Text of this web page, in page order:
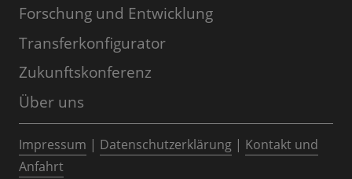
Forschung und Entwicklung
Transferkonfigurator
Zukunftskonferenz
Über uns
Impressum | Datenschutzerklärung | Kontakt und
Anfahrt